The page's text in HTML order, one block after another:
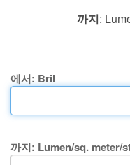
까지:
에서: Bril
까지: Lumen/sq. meter/